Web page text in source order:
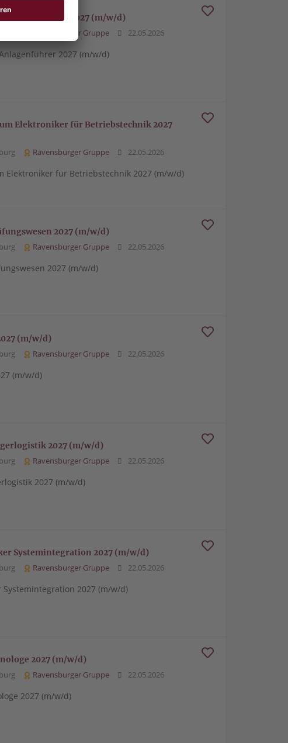
Anlagenführer 2027 (m/w/d)
Ravensburger Gruppe 22.05.2026
2027 (m/w/d)
Elektroniker für Betriebstechnik 2027
Ravensburger Gruppe 22.05.2026
Elektroniker für Betriebstechnik 2027 (m/w/d)
2027 (m/w/d)
Ravensburger Gruppe 22.05.2026
2027 (m/w/d)
(m/w/d)
Ravensburger Gruppe 22.05.2026
(m/w/d)
2027 (m/w/d)
Ravensburger Gruppe 22.05.2026
2027 (m/w/d)
Systemintegration 2027 (m/w/d)
Ravensburger Gruppe 22.05.2026
2027 (m/w/d)
2027 (m/w/d)
Ravensburger Gruppe 22.05.2026
2027 (m/w/d)